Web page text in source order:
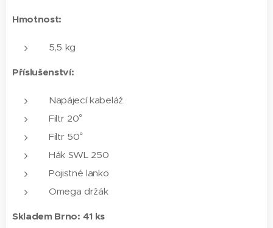
Hmotnost:
5,5 kg
Příslušenství:
Napájecí kabeláž
Filtr 20°
Filtr 50°
Hák SWL 250
Pojistné lanko
Omega držák
Skladem Brno: 41 ks